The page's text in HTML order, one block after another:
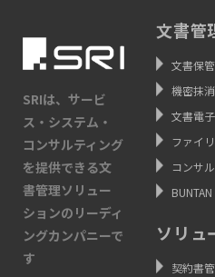
SRIは、サービ
ス・システム・
コンサルティング
を提供できる文
書管理ソリュー
ションのリーディ
ングカンパニーで
す
文書管
文書保管
機密抹
文書電
ファイ
コンサ
BUNTAN
ソリュ
契約書